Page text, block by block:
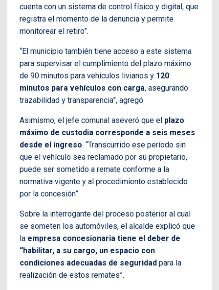
cuenta con un sistema de control físico y digital, que
registra el momento de la denuncia y permite
monitorear el retiro”.
“El municipio también tiene acceso a este sistema
para supervisar el cumplimiento del plazo máximo
de 90 minutos para vehículos livianos y 120
minutos para vehículos con carga, asegurando
trazabilidad y transparencia”, agregó.
Asimismo, el jefe comunal aseveró que el plazo
máximo de custodia corresponde a seis meses
desde el ingreso. “Transcurrido ese período sin
que el vehículo sea reclamado por su propietario,
puede ser sometido a remate conforme a la
normativa vigente y al procedimiento establecido
por la concesión”.
Sobre la interrogante del proceso posterior al cual
se someten los automóviles, el alcalde explicó que
la empresa concesionaria tiene el deber de
“habilitar, a su cargo, un espacio con
condiciones adecuadas de seguridad para la
realización de estos remates”.